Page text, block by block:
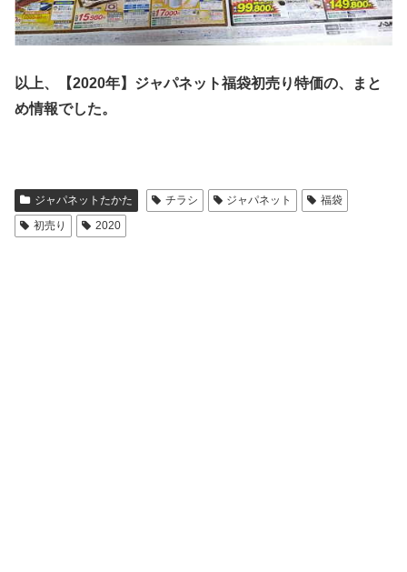
以上、【2020年】ジャパネット福袋初売り特価の、まと
め情報でした。
ジャパネットたかた チラシ ジャパネット
福袋
初売り
2020